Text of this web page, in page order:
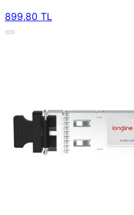
899,80 TL